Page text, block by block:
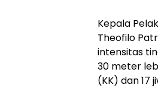
Kepala
Theofilo
intensitas
30 meter
(KK) dan 17